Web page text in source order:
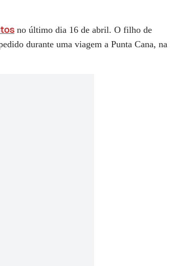
no último dia 16 de abril. O filho de
durante uma viagem a Punta Cana, na